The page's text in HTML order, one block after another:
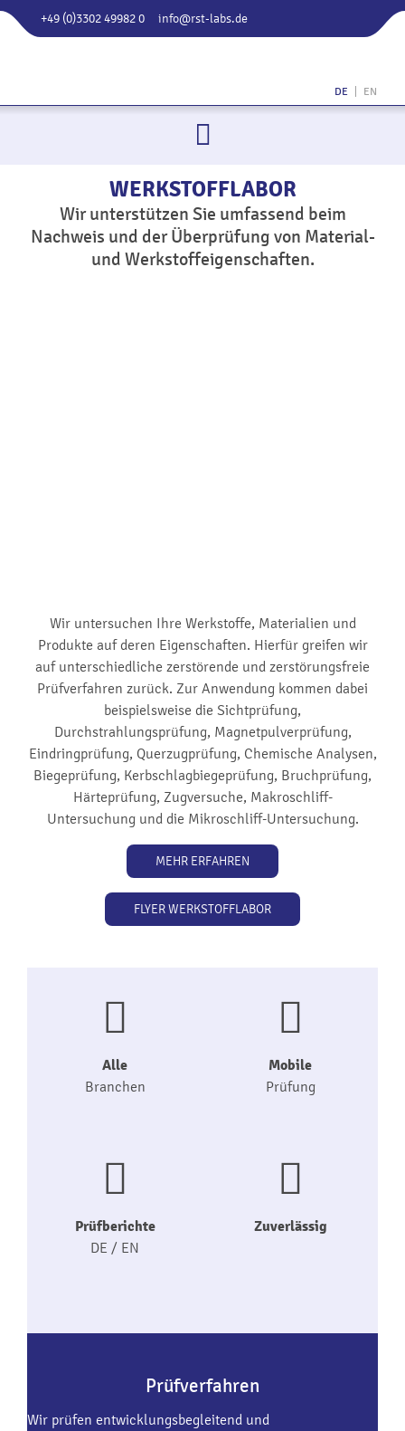
LABS
Rail
+49 (0)3302 49982 0 info@rst-labs.de
DE EN
WERKSTOFFLABOR
Wir unterstützen Sie umfassend beim
Nachweis und der Überprüfung von Material-
und Werkstoffeigenschaften.
Wir untersuchen Ihre Werkstoffe, Materialien und
Produkte auf deren Eigenschaften. Hierfür greifen wir
auf unterschiedliche zerstörende und zerstörungsfreie
Prüfverfahren zurück. Zur Anwendung kommen dabei
beispielsweise die Sichtprüfung,
Durchstrahlungsprüfung, Magnetpulverprüfung,
Eindringprüfung, Querzugprüfung, Chemische Analysen,
Biegeprüfung, Kerbschlagbiegeprüfung, Bruchprüfung,
Härteprüfung, Zugversuche, Makroschliff-
Untersuchung und die Mikroschliff-Untersuchung.
MEHR ERFAHREN
FLYER WERKSTOFFLABOR
Alle
Branchen
Mobile
Prüfung
Prüfberichte
DE / EN
Zuverlässig
Prüfverfahren
Wir prüfen entwicklungsbegleitend und